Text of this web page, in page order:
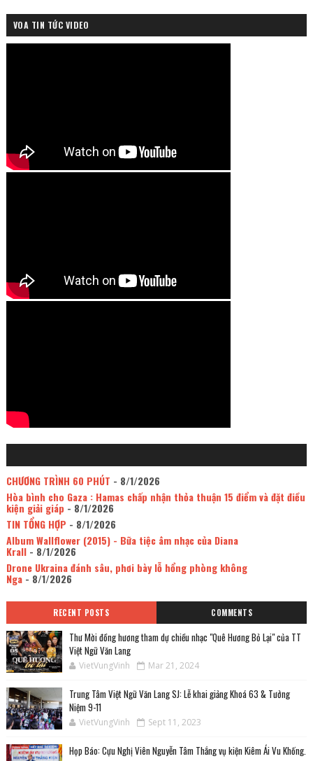
VOA TIN TỨC VIDEO
CHƯƠNG TRÌNH 60 PHÚT - 8/1/2026
Hòa bình cho Gaza : Hamas chấp nhận thỏa thuận 15 điểm và đặt điều
kiện giải giáp - 8/1/2026
TIN TỔNG HỢP - 8/1/2026
Album Wallflower (2015) - Bữa tiệc âm nhạc của Diana
Krall- 8/1/2026
Drone Ukraina đánh sâu, phơi bày lỗ hổng phòng không
Nga- 8/1/2026
RECENT POSTS COMMENTS
Thư Mời đồng hương tham dự chiều nhạc "Quê Hương Bỏ Lại" của TT
Việt Ngữ Văn Lang
VietVungVinh Mar 21, 2024
Trung Tâm Việt Ngữ Văn Lang SJ: Lễ khai giảng Khoá 63 & Tưởng
Niệm 9-11
VietVungVinh Sept 11, 2023
Họp Báo: Cựu Nghị Viên Nguyễn Tâm Thắng vụ kiện Kiêm Ái Vu Khống.